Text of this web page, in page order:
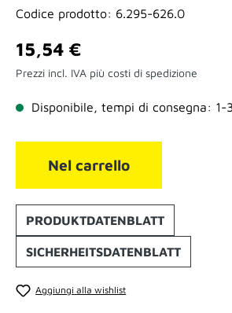
Codice prodotto: 6.295-626.0
Prezzo normale:
15,54 €
Prezzi incl. IVA più costi di spedizione
Disponibile, tempi di consegna: 1-
Nel carrello
PRODUKTDATENBLATT
SICHERHEITSDATENBLATT
Aggiungi alla wishlist